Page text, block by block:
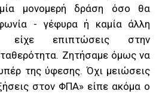
μονομερή δράση όσο θα
- γέφυρα ή καμία άλλη
επιπτώσεις στην
Ζητήσαμε όμως να
της ύφεσης. Όχι μειώσεις
στον ΦΠΑ» είπε ακόμα ο